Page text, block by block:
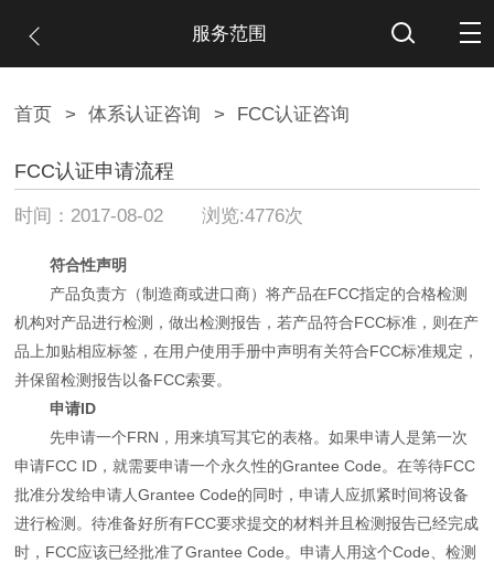
服务范围
首页 > 体系认证咨询 > FCC认证咨询
FCC认证申请流程
时间：2017-08-02 浏览:4776次
符合性声明
产品负责方（制造商或进口商）将产品在FCC指定的合格检测
机构对产品进行检测，做出检测报告，若产品符合FCC标准，则在产
品上加贴相应标签，在用户使用手册中声明有关符合FCC标准规定，
并保留检测报告以备FCC索要。
申请ID
先申请一个FRN，用来填写其它的表格。如果申请人是第一次
申请FCC ID，就需要申请一个永久性的Grantee Code。在等待FCC
批准分发给申请人Grantee Code的同时，申请人应抓紧时间将设备
进行检测。待准备好所有FCC要求提交的材料并且检测报告已经完成
时，FCC应该已经批准了Grantee Code。申请人用这个Code、检测